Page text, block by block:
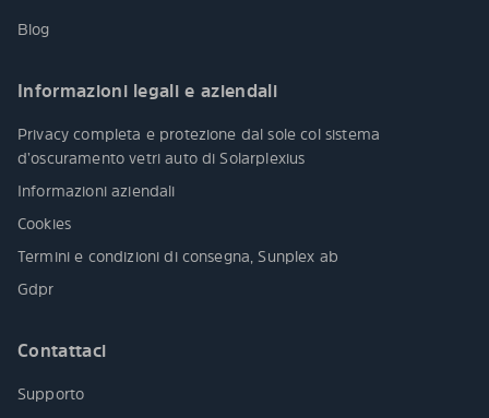
Blog
Informazioni legali e aziendali
Privacy completa e protezione dal sole col sistema
d’oscuramento vetri auto di Solarplexius
Informazioni aziendali
Cookies
Termini e condizioni di consegna, Sunplex ab
Gdpr
Contattaci
Supporto